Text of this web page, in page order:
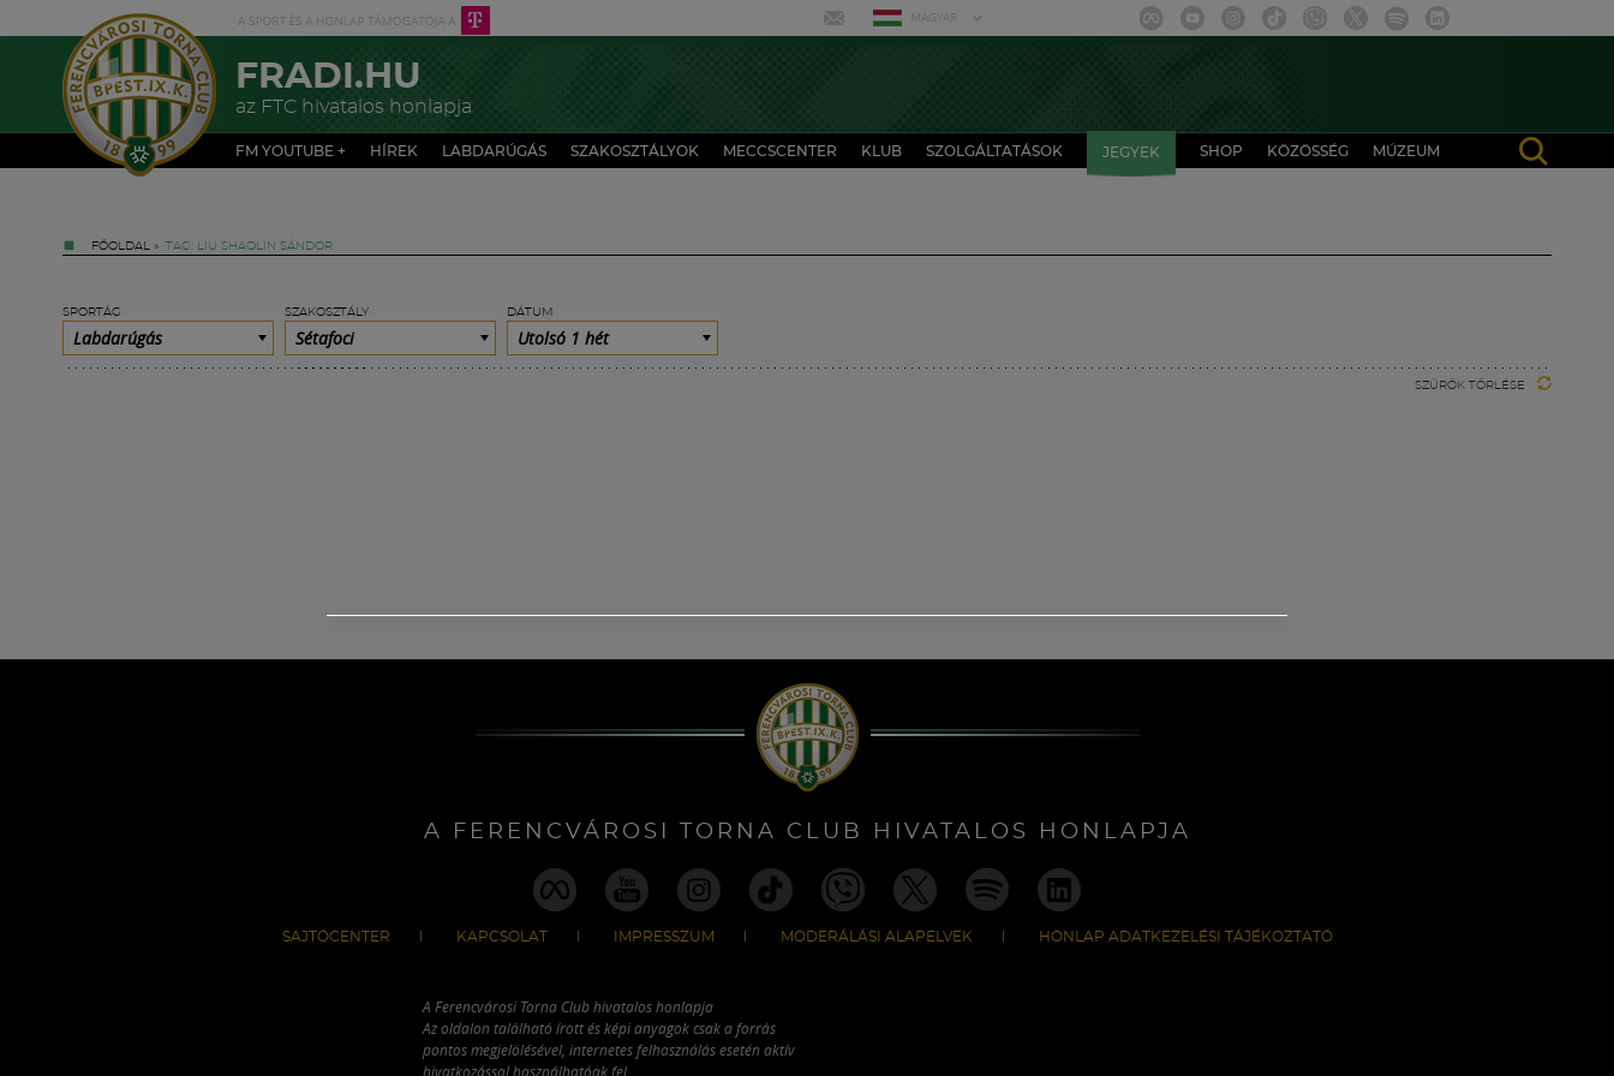
MAGYAR
FRADI.HU
az FTC hivatalos honlapja
FM YOUTUBE + HÍREK LABDARÚGÁS SZAKOSZTÁLYOK MECCSCENTER KLUB SZOLGÁLTATÁSOK JEGYEK SHOP KÖZÖSSÉG MÚZEUM
FŐOLDAL » TAG: LIU SHAOLIN SÁNDOR
SPORTÁG
Labdarúgás
SZAKOSZTÁLY
Sétafoci
DÁTUM
Utolsó 1 hét
SZŰRŐK TÖRLÉSE
A FERENCVÁROSI TORNA CLUB HIVATALOS HONLAPJA
SAJTÓCENTER KAPCSOLAT IMPRESSZUM MODERÁLÁSI ALAPELVEK HONLAP ADATKEZELÉSI TÁJÉKOZTATÓ
A Ferencvárosi Torna Club hivatalos honlapja
Az oldalon található írott és képi anyagok csak a forrás
pontos megjelölésével, internetes felhasználás esetén aktív
hivatkozással használhatóak fel.